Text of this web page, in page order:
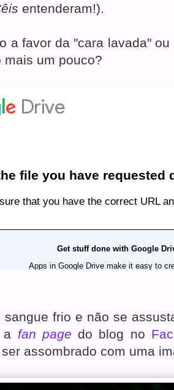
entenderam!).
a favor da "cara lavada"
mais um pouco?
sangue frio e não se
a fan page do blog no
assombrado com uma